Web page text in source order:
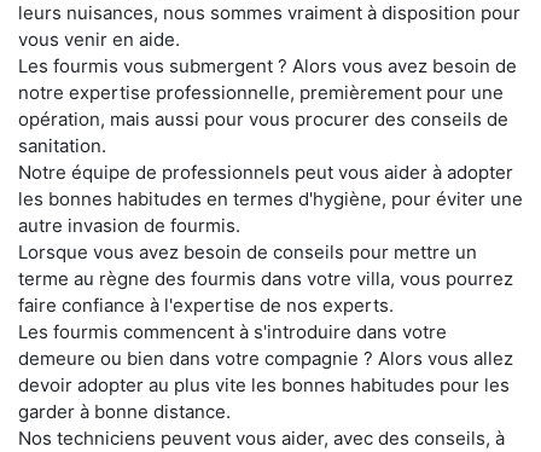
leurs nuisances, nous sommes vraiment à disposition pour
vous venir en aide.
Les fourmis vous submergent ? Alors vous avez besoin de
notre expertise professionnelle, premièrement pour une
opération, mais aussi pour vous procurer des conseils de
sanitation.
Notre équipe de professionnels peut vous aider à adopter
les bonnes habitudes en termes d'hygiène, pour éviter une
autre invasion de fourmis.
Lorsque vous avez besoin de conseils pour mettre un
terme au règne des fourmis dans votre villa, vous pourrez
faire confiance à l'expertise de nos experts.
Les fourmis commencent à s'introduire dans votre
demeure ou bien dans votre compagnie ? Alors vous allez
devoir adopter au plus vite les bonnes habitudes pour les
garder à bonne distance.
Nos techniciens peuvent vous aider, avec des conseils, à